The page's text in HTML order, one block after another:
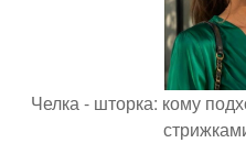
Челка - шторка: кому